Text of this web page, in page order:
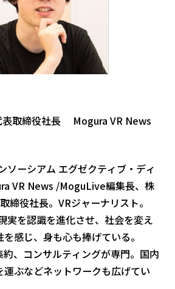
表取締役社長 Mogura VR News
ソーシアム エグゼクティブ・ディ
VR News /MoguLive編集長、株
締役社長。VRジャーナリスト。
実を認識を進化させ、社会を変え
感じ、身も心も捧げている。
、コンサルティングが専門。国内
ぶなどネットワークも広げてい